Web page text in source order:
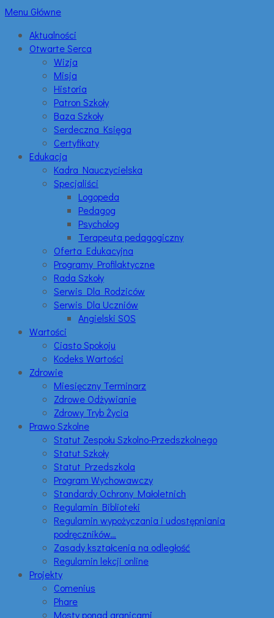
Menu Główne
Aktualności
Otwarte Serca
Wizja
Misja
Historia
Patron Szkoły
Baza Szkoły
Serdeczna Księga
Certyfikaty
Edukacja
Kadra Nauczycielska
Specjaliści
Logopeda
Pedagog
Psycholog
Terapeuta pedagogiczny
Oferta Edukacyjna
Programy Profilaktyczne
Rada Szkoły
Serwis Dla Rodziców
Serwis Dla Uczniów
Angielski SOS
Wartości
Ciasto Spokoju
Kodeks Wartości
Zdrowie
Miesięczny Terminarz
Zdrowe Odżywianie
Zdrowy Tryb Życia
Prawo Szkolne
Statut Zespołu Szkolno-Przedszkolnego
Statut Szkoły
Statut Przedszkola
Program Wychowawczy
Standardy Ochrony Małoletnich
Regulamin Biblioteki
Regulamin wypożyczania i udostępniania
podręczników…
Zasady kształcenia na odległość
Regulamin lekcji online
Projekty
Comenius
Phare
Mosty ponad granicami